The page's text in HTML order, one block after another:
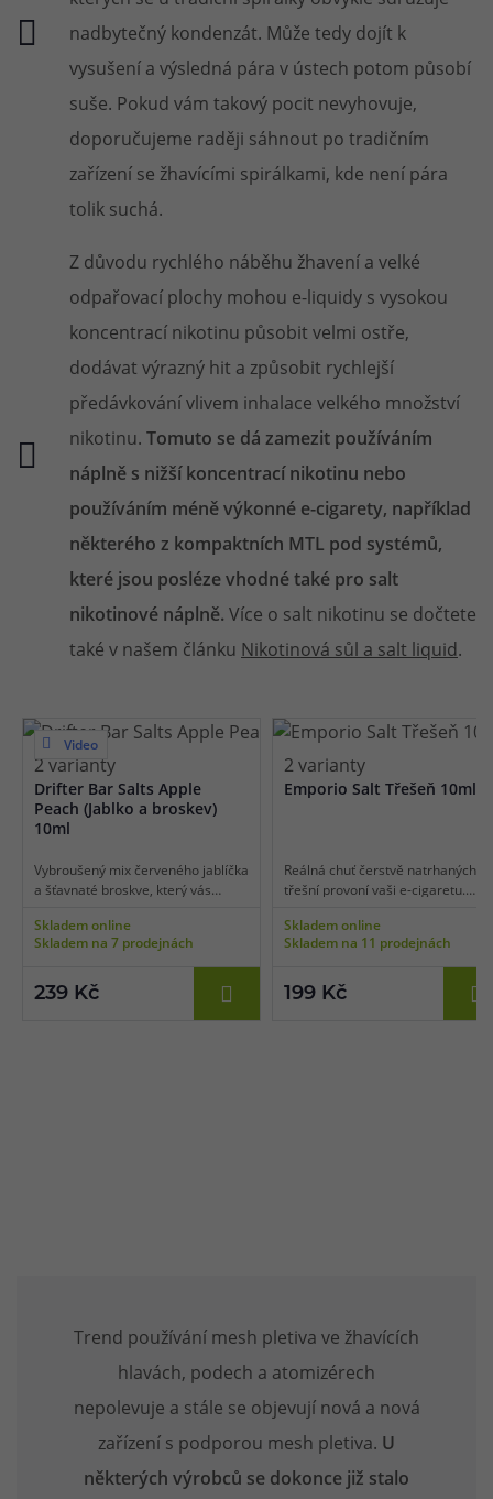
nadbytečný kondenzát. Může tedy dojít k
vysušení a výsledná pára v ústech potom působí
suše. Pokud vám takový pocit nevyhovuje,
doporučujeme raději sáhnout po tradičním
zařízení se žhavícími spirálkami, kde není pára
tolik suchá.
Z důvodu rychlého náběhu žhavení a velké
odpařovací plochy mohou e-liquidy s vysokou
koncentrací nikotinu působit velmi ostře,
dodávat výrazný hit a způsobit rychlejší
předávkování vlivem inhalace velkého množství
nikotinu. Tomuto se dá zamezit používáním
náplně s nižší koncentrací nikotinu nebo
používáním méně výkonné e-cigarety, například
některého z kompaktních MTL pod systémů,
které jsou posléze vhodné také pro salt
nikotinové náplně. Více o salt nikotinu se dočtete
také v našem článku Nikotinová sůl a salt liquid.
Video
2 varianty
Drifter Bar Salts Apple
Peach (Jablko a broskev)
10ml
Vybroušený mix červeného jablíčka
a šťavnaté broskve, který vás
Nakyslé tóny jablka jsou
vyvažovány dokonale zralou
šťavnatou broskví a dohromady
utváří příjemně harmonickou a
Skladem online
Skladem na 7 prodejnách
239 Kč
2 varianty
Emporio Salt Třešeň 10ml
Reálná chuť čerstvě natrhaných
třešní provoní vaši e-cigaretu.
šťavnatá, výrazná a nespoutaná.
Skladem online
Skladem na 11 prodejnách
199 Kč
Trend používání mesh pletiva ve žhavících
hlavách, podech a atomizérech
nepolevuje a stále se objevují nová a nová
zařízení s podporou mesh pletiva. U
některých výrobců se dokonce již stalo